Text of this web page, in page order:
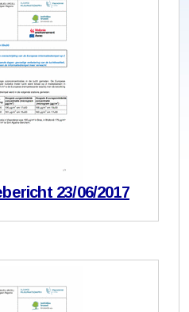
23/06/2017